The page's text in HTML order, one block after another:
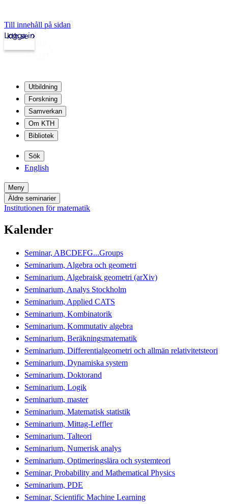
Till innehåll på sidan
kth.se
Logga in
Utbildning
Forskning
Samverkan
Om KTH
Bibliotek
Sök
English
Meny
Äldre seminarier
Institutionen för matematik
Kalender
Seminar, ABCDEFG...Groups
Seminarium, Algebra och geometri
Seminarium, Algebraisk geometri (arXiv)
Seminarium, Analys Stockholm
Seminarium, Applied CATS
Seminarium, Kombinatorik
Seminarium, Kommutativ algebra
Seminarium, Beräkningsmatematik
Seminarium, Differentialgeometri och allmän relativitetsteori
Seminarium, Dynamiska system
Seminarium, Doktorand
Seminarium, Logik
Seminarium, master
Seminarium, Matematisk statistik
Seminarium, Mittag-Leffler
Seminarium, Talteori
Seminarium, Numerisk analys
Seminarium, Optimeringslära och systemteori
Seminar, Probability and Mathematical Physics
Seminarium, PDE
Seminar, Scientific Machine Learning